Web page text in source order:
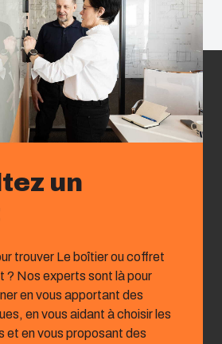
un
trouver Le boîtier ou coffret
? Nos experts sont là pour
en vous apportant des
en vous aidant à choisir les
et en vous proposant des